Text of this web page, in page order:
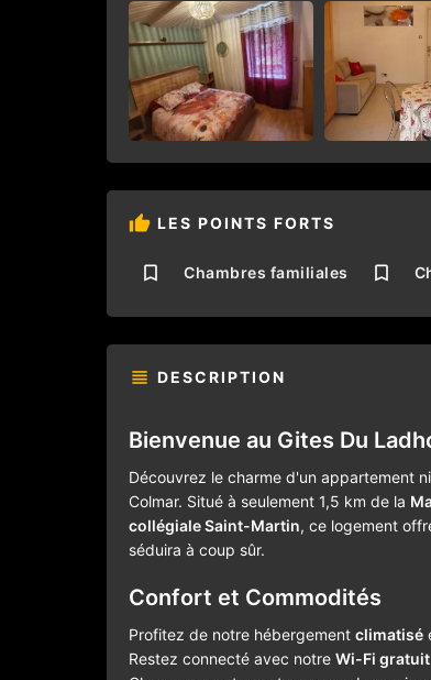
LES POINTS FORTS
Chambres familiales
DESCRIPTION
Bienvenue au Gites Du
Découvrez le charme d'un appartement
Colmar. Situé à seulement 1,5 km de la
collégiale Saint-Martin, ce logement
séduira à coup sûr.
Confort et Commodités
Profitez de notre hébergement climatisé
Restez connecté avec notre Wi-Fi gratuit